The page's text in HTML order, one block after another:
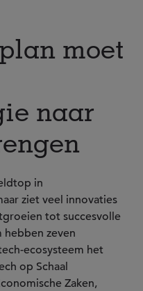
moet
naar
in
ziet veel innovaties
tot succesvolle
hebben zeven
ecosysteem het
op Schaal
Zaken,